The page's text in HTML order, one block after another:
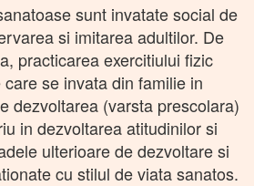
sunt invatate social de
si imitarea adultilor. De
practicarea exercitiului fizic
se invata din familie in
dezvoltarea (varsta prescolara)
in dezvoltarea atitudinilor si
ulterioare de dezvoltare si
cu stilul de viata sanatos.